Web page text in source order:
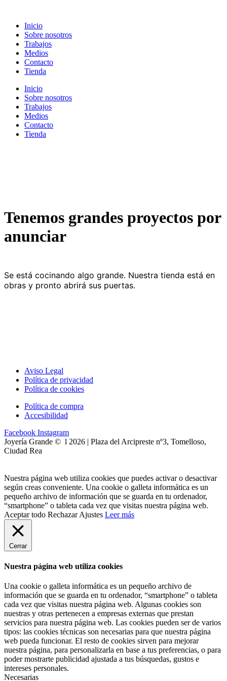
contenido
Inicio
Sobre nosotros
Trabajos
Medios
Contacto
Tienda
Inicio
Sobre nosotros
Trabajos
Medios
Contacto
Tienda
Tenemos grandes proyectos por
anunciar
Se está cocinando algo grande. Nuestra tienda está en
obras y pronto abrirá sus puertas.
Aviso Legal
Política de privacidad
Política de cookies
Política de compra
Accesibilidad
Facebook Instagram
Joyería Grande © l 2026 | Plaza del Arcipreste nº3, Tomelloso,
Ciudad Rea
Nuestra página web utiliza cookies que puedes activar o desactivar
según creas conveniente. Una cookie o galleta informática es un
pequeño archivo de información que se guarda en tu ordenador,
“smartphone” o tableta cada vez que visitas nuestra página web.
Aceptar todo Rechazar Ajustes Leer más
Cerrar
Nuestra página web utiliza cookies
Una cookie o galleta informática es un pequeño archivo de
información que se guarda en tu ordenador, “smartphone” o tableta
cada vez que visitas nuestra página web. Algunas cookies son
nuestras y otras pertenecen a empresas externas que prestan
servicios para nuestra página web. Las cookies pueden ser de varios
tipos: las cookies técnicas son necesarias para que nuestra página
web pueda funcionar. El resto de cookies sirven para mejorar
nuestra página, para personalizarla en base a tus preferencias, o para
poder mostrarte publicidad ajustada a tus búsquedas, gustos e
intereses personales.
Necesarias